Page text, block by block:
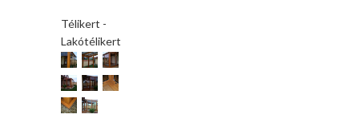
Télikert -
Lakótélikert